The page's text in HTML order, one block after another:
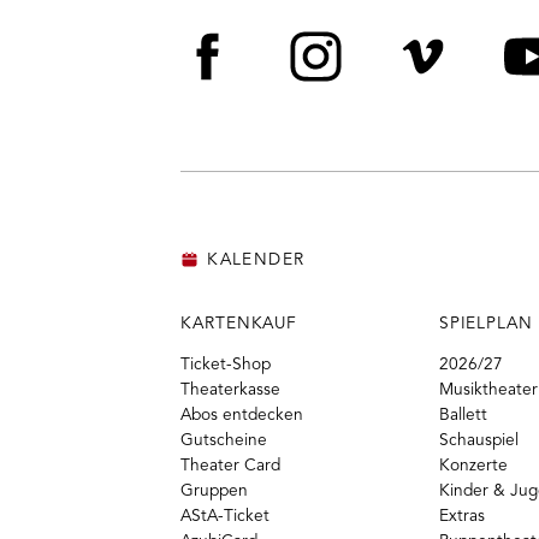
KALENDER
KARTENKAUF
Ticket-Shop
Theaterkasse
Abos entdecken
Gutscheine
Theater Card
Gruppen
AStA-Ticket
SPIELPLAN
2026/27
Musiktheater
Ballett
Schauspiel
Konzerte
Kinder &
Extras